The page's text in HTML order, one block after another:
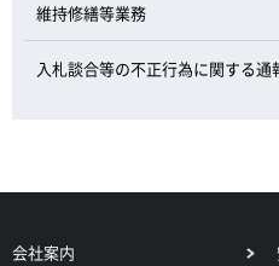
維持修繕等業務
入札談合等の不正行為に関する通
会社案内